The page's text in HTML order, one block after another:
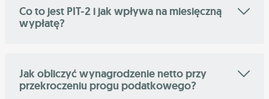
Co to jest PIT-2 i jak wpływa na miesięczną
wypłatę?
Jak obliczyć wynagrodzenie netto przy
przekroczeniu progu podatkowego?